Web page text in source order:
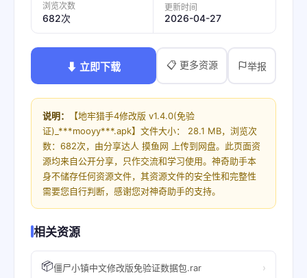
浏览次数
682次
更新时间
2026-04-27
⬇ 立即下载 📋 更多资源 举报
说明：
【地牢猎手4修改版 v1.4.0(免验
证)_***mooyy***.apk】文件大小： 28.1 MB，浏览次
数：682次，由分享达人 摸鱼网 上传到网盘。此页面资
源均来自公开分享，只作交流和学习使用。神奇助手本
身不储存任何资源文件，其资源文件的安全性和完整性
需要您自行判断，感谢您对神奇助手的支持。
相关资源
📦僵尸小镇中文修改版免验证数据包.rar ›